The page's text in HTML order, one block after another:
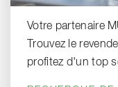
Votre partenaire
Trouvez le
profitez d'un top